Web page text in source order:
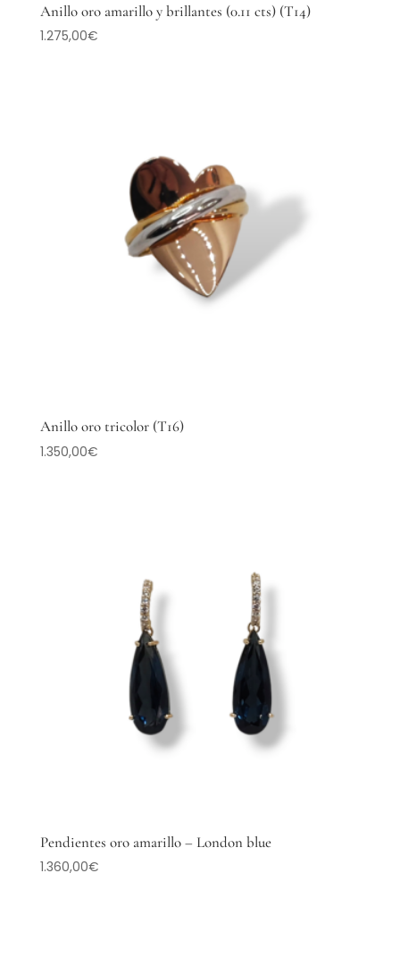
Anillo oro amarillo y brillantes (0.11 cts) (T14)
1.275,00€
Anillo oro tricolor (T16)
1.350,00€
Pendientes oro amarillo – London blue
1.360,00€